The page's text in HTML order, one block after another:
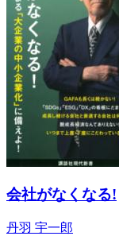
会社がなくなる!
丹羽 宇一郎